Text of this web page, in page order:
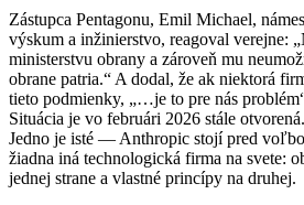
Zástupca Pentagonu, Emil Michael,
výskum a inžinierstvo, reagoval verejne:
ministerstvu obrany a zároveň mu
obrane patria.“ A dodal, že ak niektorá
tieto podmienky, „…je to pre nás
Situácia je vo februári 2026 stále
Jedno je isté — Anthropic stojí pred
žiadna iná technologická firma na svete:
jednej strane a vlastné princípy na druhej.